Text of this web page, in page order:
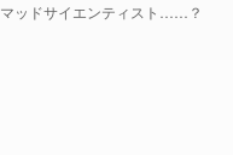
ッドサイエンティスト……？